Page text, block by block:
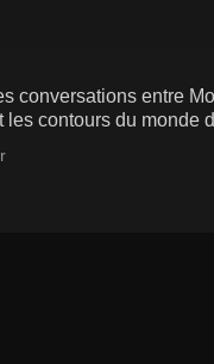
conversations entre
contours du monde